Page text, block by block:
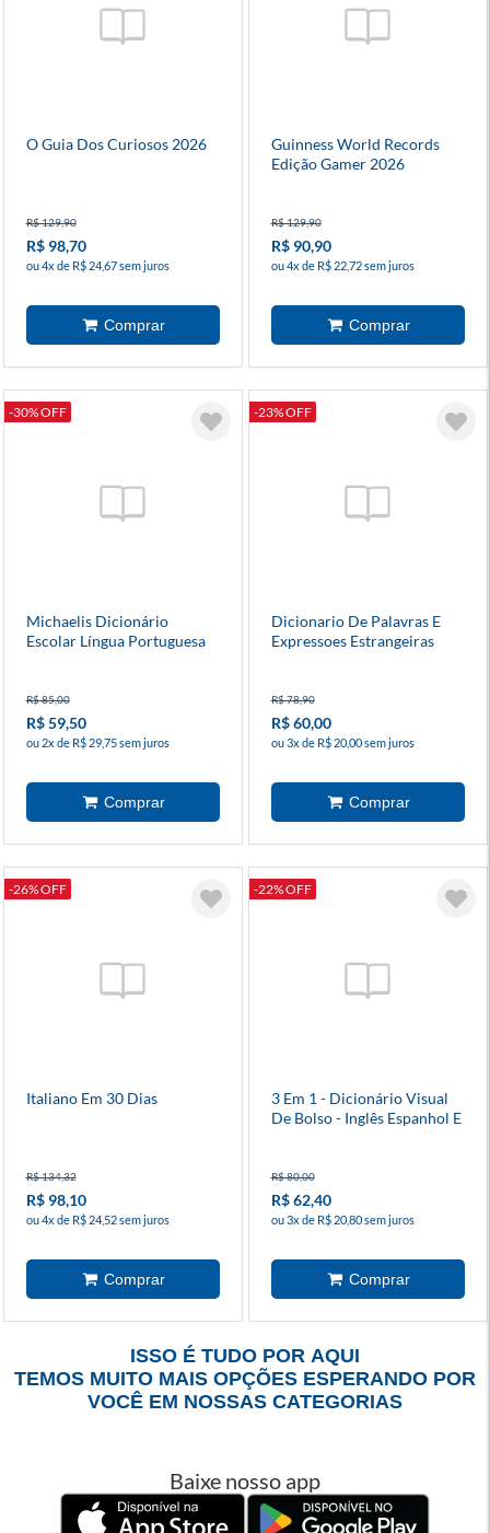
O Guia Dos Curiosos 2026
R$ 129,90
R$ 98,70
ou 4x de R$ 24,67 sem juros
Guinness World Records
Edição Gamer 2026
R$ 129,90
R$ 90,90
ou 4x de R$ 22,72 sem juros
-30% OFF
Michaelis Dicionário
Escolar Língua Portuguesa
R$ 85,00
R$ 59,50
ou 2x de R$ 29,75 sem juros
-23% OFF
Dicionario De Palavras E
Expressoes Estrangeiras
R$ 78,90
R$ 60,00
ou 3x de R$ 20,00 sem juros
-26% OFF
Italiano Em 30 Dias
R$ 134,32
R$ 98,10
ou 4x de R$ 24,52 sem juros
-22% OFF
3 Em 1 - Dicionário Visual
De Bolso - Inglês Espanhol E
R$ 80,00
R$ 62,40
ou 3x de R$ 20,80 sem juros
ISSO É TUDO POR AQUI
TEMOS MUITO MAIS OPÇÕES ESPERANDO POR
VOCÊ EM NOSSAS CATEGORIAS
Baixe nosso app